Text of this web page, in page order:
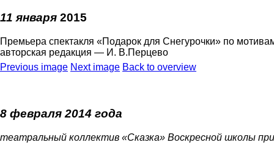
11 января 2015
Премьера спектакля «Подарок для Снегурочки» по
авторская редакция — И. В.Перцево
Previous image Next image Back to overview
8 февраля 2014 года
театральный коллектив «Сказка» Воскресной школы